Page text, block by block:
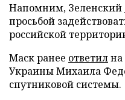
Напомним, Зеленский
просьбой
российской
Маск ранее ответилна
Украины Михаила
спутниковой системы.